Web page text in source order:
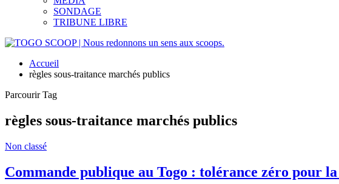
SONDAGE
TRIBUNE LIBRE
Accueil
règles sous-traitance marchés publics
Parcourir Tag
règles sous-traitance marchés publics
Non classé
Commande publique au Togo : tolérance zéro pour